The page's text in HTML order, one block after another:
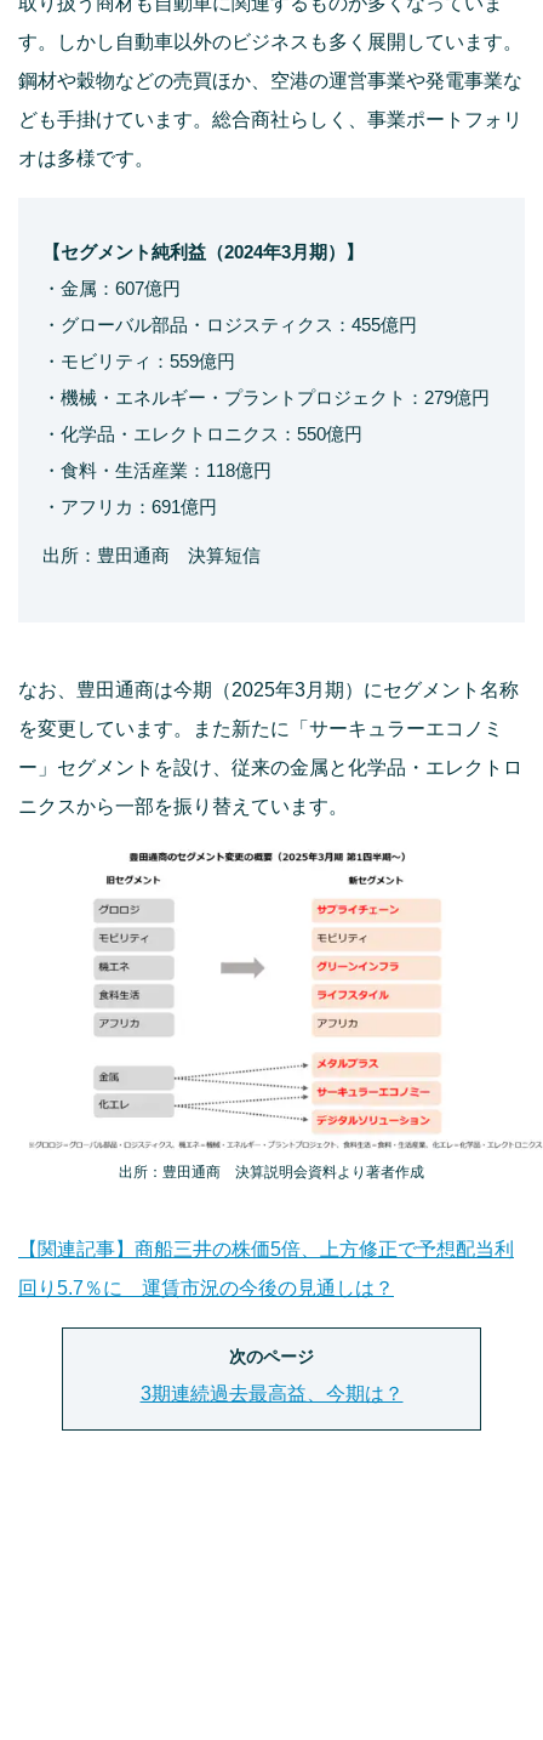
す。しかし自動車以外のビジネスも多く展開しています。
鋼材や穀物などの売買ほか、空港の運営事業や発電事業な
ども手掛けています。総合商社らしく、事業ポートフォリ
オは多様です。
【セグメント純利益（2024年3月期）】
・金属：607億円
・グローバル部品・ロジスティクス：455億円
・モビリティ：559億円
・機械・エネルギー・プラントプロジェクト：279億円
・化学品・エレクトロニクス：550億円
・食料・生活産業：118億円
・アフリカ：691億円
出所：豊田通商 決算短信
なお、豊田通商は今期（2025年3月期）にセグメント名称
を変更しています。また新たに「サーキュラーエコノミ
ー」セグメントを設け、従来の金属と化学品・エレクトロ
ニクスから一部を振り替えています。
出所：豊田通商 決算説明会資料より著者作成
【関連記事】商船三井の株価5倍、上方修正で予想配当利
回り5.7％に 運賃市況の今後の見通しは？
次のページ
3期連続過去最高益、今期は？